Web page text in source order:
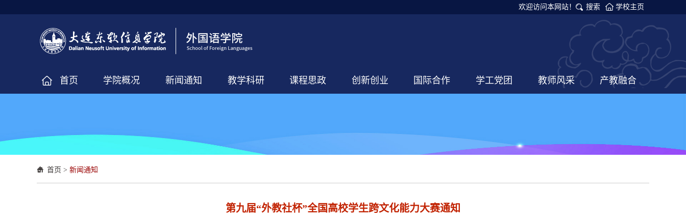
欢迎访问本网站！ 搜索 学校主页
首页 学院概况 新闻通知 教学科研 课程思政 创新创业 国际合作 学工党团 教师风采 产教融合
首页 > 新闻通知
第九届“外教社杯”全国高校学生跨文化能力大赛通知